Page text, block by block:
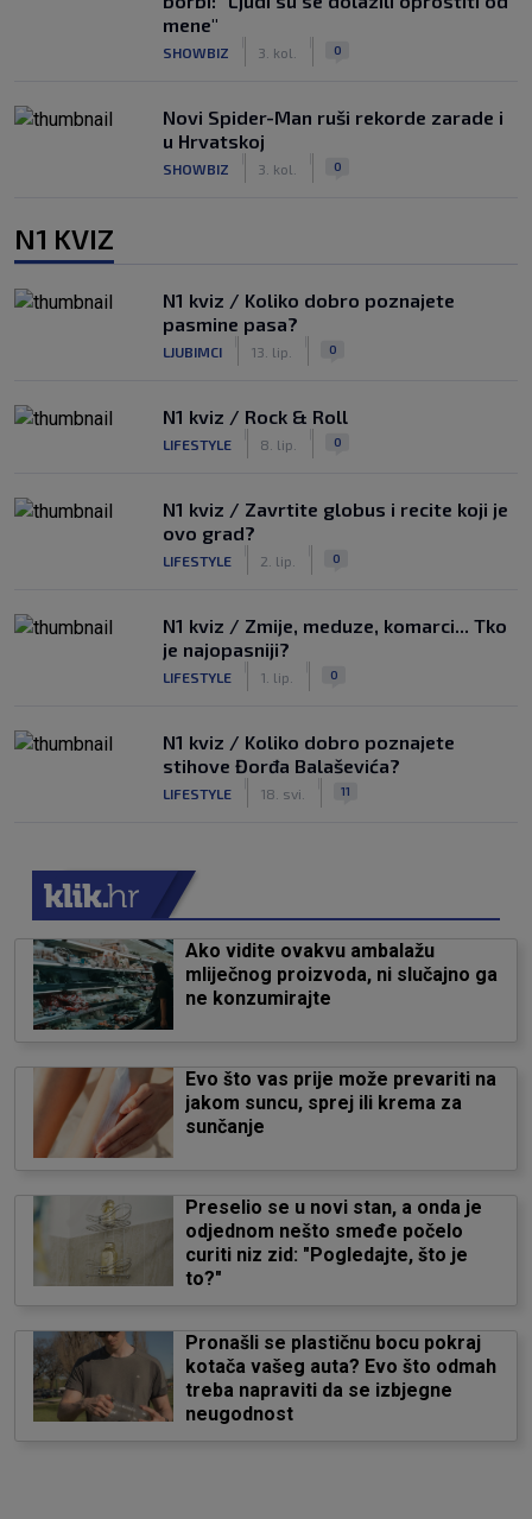
mene"
SHOWBIZ 3. kol. 0
Novi Spider-Man ruši rekorde zarade i
u Hrvatskoj
SHOWBIZ 3. kol. 0
N1 KVIZ
N1 kviz / Koliko dobro poznajete
pasmine pasa?
LJUBIMCI 13. lip. 0
N1 kviz / Rock & Roll
LIFESTYLE 8. lip. 0
N1 kviz / Zavrtite globus i recite koji je
ovo grad?
LIFESTYLE 2. lip. 0
N1 kviz / Zmije, meduze, komarci... Tko
je najopasniji?
LIFESTYLE 1. lip. 0
N1 kviz / Koliko dobro poznajete
stihove Đorđa Balaševića?
LIFESTYLE 18. svi. 11
Ako vidite ovakvu ambalažu
mliječnog proizvoda, ni slučajno ga
ne konzumirajte
Evo što vas prije može prevariti na
jakom suncu, sprej ili krema za
sunčanje
Preselio se u novi stan, a onda je
odjednom nešto smeđe počelo
curiti niz zid: "Pogledajte, što je
to?"
Pronašli se plastičnu bocu pokraj
kotača vašeg auta? Evo što odmah
treba napraviti da se izbjegne
neugodnost